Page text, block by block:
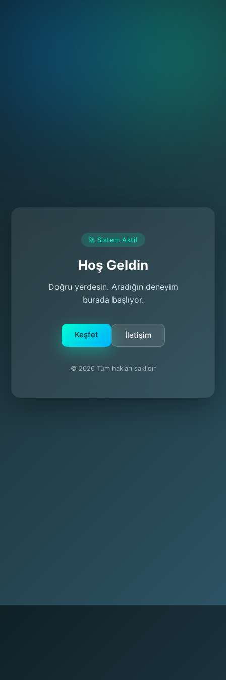
🚀 Sistem Aktif
Hoş Geldin
Doğru yerdesin. Aradığın deneyim
burada başlıyor.
Keşfet İletişim
© 2026 Tüm hakları saklıdır